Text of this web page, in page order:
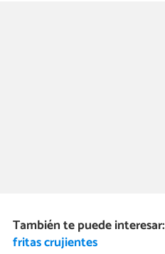
También te puede interesar:
fritas crujientes